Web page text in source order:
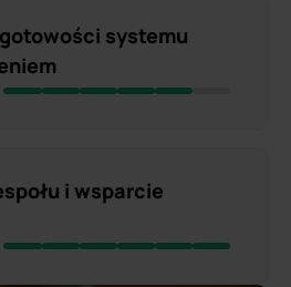
systemu
i wsparcie